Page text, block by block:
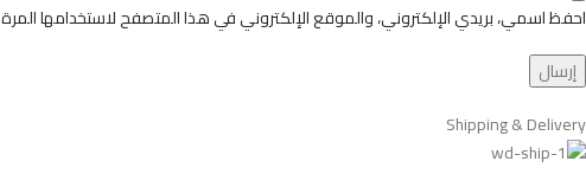
احفظ اسمي، بريدي الإلكتروني، والموقع الإلكتروني في هذا المتصفح لاستخدامها
Shipping & Delivery